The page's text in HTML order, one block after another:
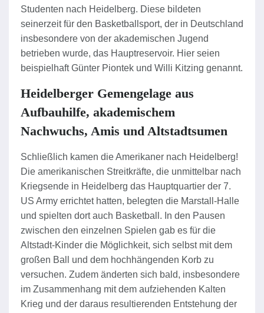
Studenten nach Heidelberg. Diese bildeten
seinerzeit für den Basketballsport, der in Deutschland
insbesondere von der akademischen Jugend
betrieben wurde, das Hauptreservoir. Hier seien
beispielhaft Günter Piontek und Willi Kitzing genannt.
Heidelberger Gemengelage aus
Aufbauhilfe, akademischem
Nachwuchs, Amis und Altstadtsumen
Schließlich kamen die Amerikaner nach Heidelberg!
Die amerikanischen Streitkräfte, die unmittelbar nach
Kriegsende in Heidelberg das Hauptquartier der 7.
US Army errichtet hatten, belegten die Marstall-Halle
und spielten dort auch Basketball. In den Pausen
zwischen den einzelnen Spielen gab es für die
Altstadt-Kinder die Möglichkeit, sich selbst mit dem
großen Ball und dem hochhängenden Korb zu
versuchen. Zudem änderten sich bald, insbesondere
im Zusammenhang mit dem aufziehenden Kalten
Krieg und der daraus resultierenden Entstehung der